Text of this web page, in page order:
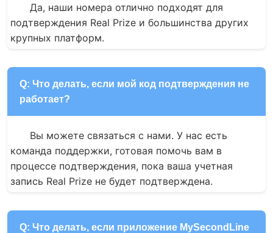
Да, наши номера отлично подходят для
подтверждения Real Prize и большинства других
крупных платформ.
Q: Что делать, если мой код подтверждения не
работает?
Вы можете связаться с нами. У нас есть
команда поддержки, готовая помочь вам в
процессе подтверждения, пока ваша учетная
запись Real Prize не будет подтверждена.
Q: Что делать, если приложение MySecondLine